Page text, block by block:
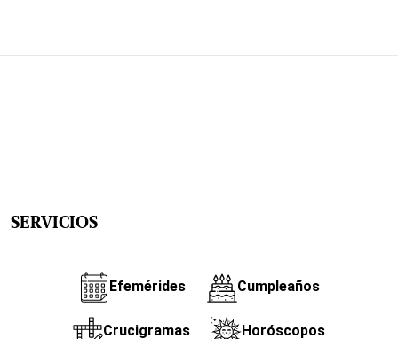
SERVICIOS
Efemérides Cumpleaños
Crucigramas Horóscopos